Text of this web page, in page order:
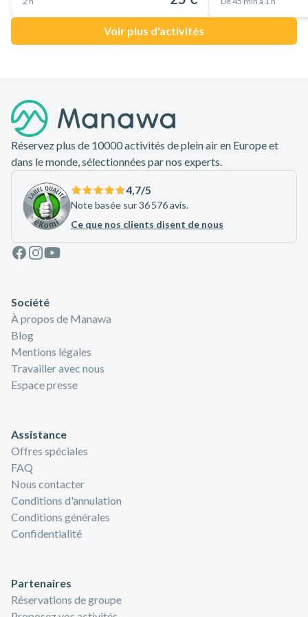
Voir plus d'activités
Réservez plus de 10000 activités de plein air en Europe et
dans le monde, sélectionnées par nos experts.
4,7/5
Note basée sur 36 576 avis.
Ce que nos clients disent de nous
Facebook
Instagram
Youtube
Société
À propos de Manawa
Blog
Mentions légales
Travailler avec nous
Espace presse
Assistance
Offres spéciales
FAQ
Nous contacter
Conditions d'annulation
Conditions générales
Confidentialité
Partenaires
Réservations de groupe